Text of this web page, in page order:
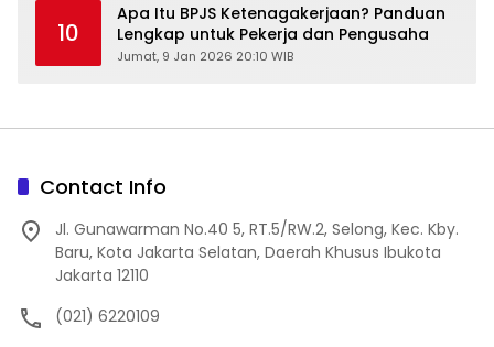
10
Apa Itu BPJS Ketenagakerjaan? Panduan
Lengkap untuk Pekerja dan Pengusaha
Jumat, 9 Jan 2026 20:10 WIB
Contact Info
Jl. Gunawarman No.40 5, RT.5/RW.2, Selong, Kec. Kby.
Baru, Kota Jakarta Selatan, Daerah Khusus Ibukota
Jakarta 12110
(021) 6220109